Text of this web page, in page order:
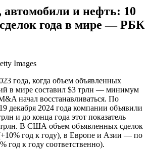
и нефть: 10
года в мире — РБК
Images
года, когда объем объявленных
в мире составил $3 трлн — минимум
начал восстанавливаться. По
декабря 2024 года компании объявили
и до конца года этот показатель
В США объем объявленных сделок
год к году), в Европе и Азии — по
год к году соответственно).